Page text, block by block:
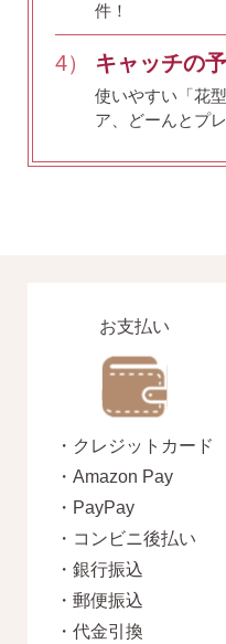
平日 9:00〜17:00
AM10:00までの
即日発送
件！
4） キャッチの
使いやすい「花
ア、どーんとプ
お支払い
・クレジットカード
・Amazon Pay
・PayPay
・コンビニ後払い
・銀行振込
・郵便振込
・代金引換